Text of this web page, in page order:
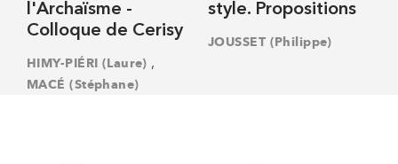
l'Archaïsme -
Colloque de Cerisy
HIMY-PIÉRI (Laure) ,
MACÉ (Stéphane)
style. Propositions
JOUSSET (Philippe)